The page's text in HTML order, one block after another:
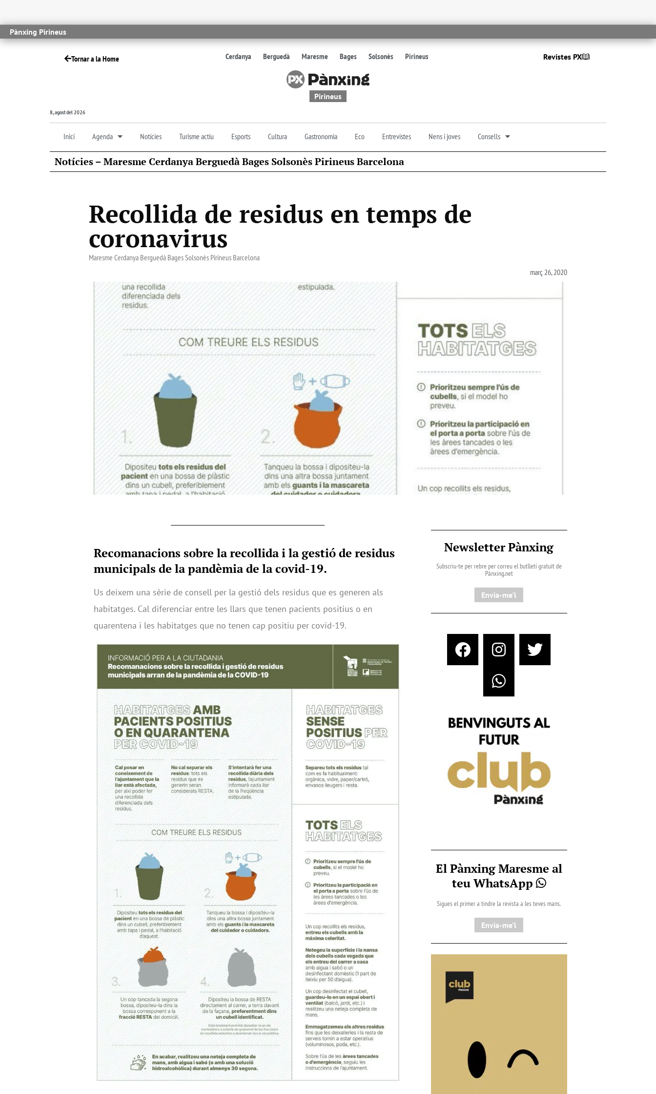
Pànxing Pirineus
Tornar a la Home Cerdanya Berguedà Maresme Bages Solsonès Pirineus Revistes PX
Pirineus
8, agost del 2026
Inici Agenda Notícies Turisme actiu Esports Cultura Gastronomia Eco Entrevistes Nens i joves Consells
Notícies – Maresme Cerdanya Berguedà Bages Solsonès Pirineus Barcelona
Recollida de residus en temps de
coronavirus
Maresme Cerdanya Berguedà Bages Solsonès Pirineus Barcelona
març 26, 2020
Recomanacions sobre la recollida i la gestió de residus
municipals de la pandèmia de la covid-19.
Us deixem una sèrie de consell per la gestió dels residus que es generen als
habitatges. Cal diferenciar entre les llars que tenen pacients positius o en
quarentena i les habitatges que no tenen cap positiu per covid-19.
Newsletter Pànxing
Subscriu-te per rebre per correu el butlletí gratuït de
Pànxing.net​
Envia-me'l
El Pànxing Maresme al
teu WhatsApp
Sigues el primer a tindre la revista a les teves mans.
Envia-me'l